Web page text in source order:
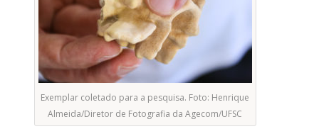
Exemplar coletado para a pesquisa. Foto: Henrique
Almeida/Diretor de Fotografia da Agecom/UFSC